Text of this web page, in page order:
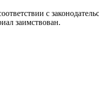
с
заимствован.